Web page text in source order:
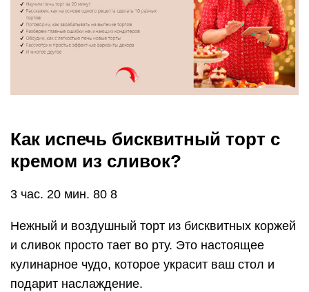
Как испечь бисквитный торт с
кремом из сливок?
3 час. 20 мин. 80 8
Нежный и воздушный торт из бисквитных коржей
и сливок просто тает во рту. Это настоящее
кулинарное чудо, которое украсит ваш стол и
подарит наслаждение.